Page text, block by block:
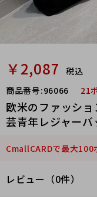
￥2,087
税込
商品番号:96066 21
欧米のファッシ
芸青年レジャー
CmallCARDで最大100
レビュー（0件）